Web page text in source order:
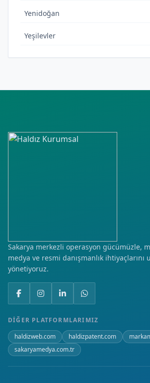
Yenidoğan
Yeşilevler
Sakarya merkezli operasyon gücümüzle,
medya ve resmi danışmanlık ihtiyaçlarını
yönetiyoruz.
DIĞER PLATFORMLARIMIZ
haldizweb.com
haldizpatent.com
sakaryamedya.com.tr